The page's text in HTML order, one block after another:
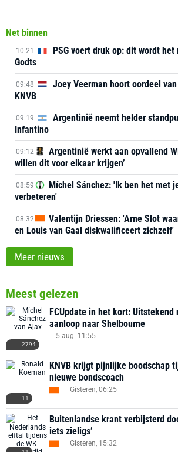
Net binnen
10:21
PSG voert druk op: dit wordt
Godts
09:48
Joey Veerman hoort oordeel
KNVB
09:19
Argentinië neemt helder
Infantino
09:12
Argentinië werkt aan opvallend
willen dit voor elkaar krijgen’
08:59
Míchel Sánchez: 'Ik ben het met
verbeteren'
08:32
Valentijn Driessen: 'Arne Slot
en Louis van Gaal diskwalificeert zichzelf'
Meer nieuws
Meest gelezen
2794
FCUpdate in het kort: Uitstekend
aanloop naar Shelbourne
5 aug. 11:55
11
KNVB krijgt pijnlijke boodschap
nieuwe bondscoach
Gisteren, 06:25
Buitenlandse krant verbijsterd
iets zieligs’
Gisteren, 15:32